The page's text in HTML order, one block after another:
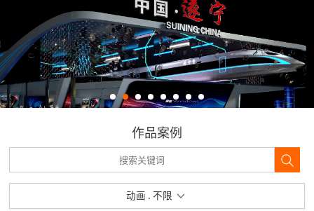
作品案例
动画 . 不限